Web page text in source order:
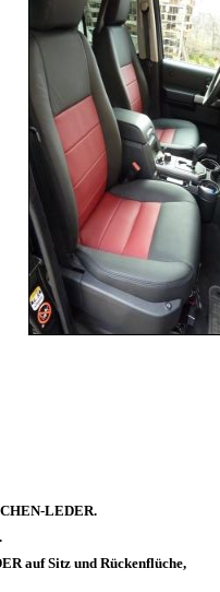
LEDER.
auf Sitz und Rückenflüche,